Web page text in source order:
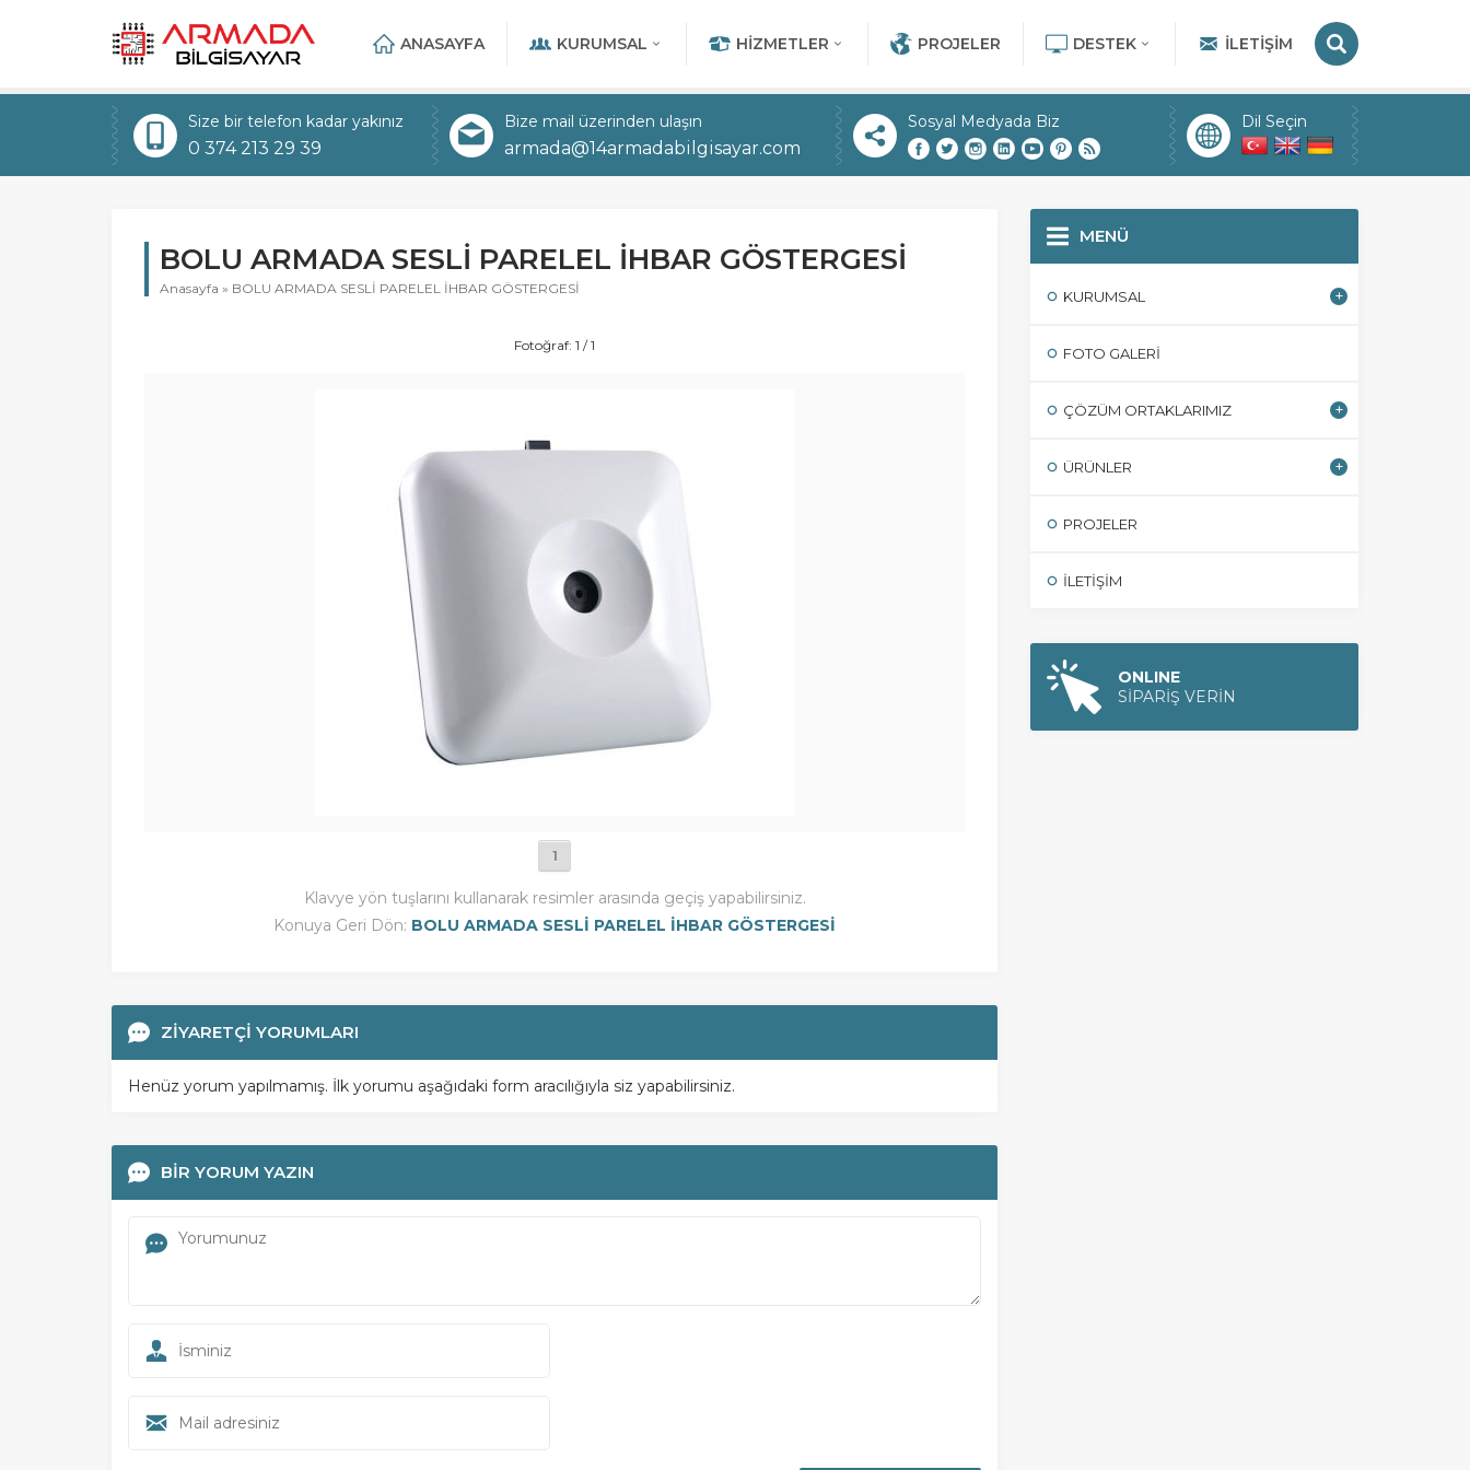
ANASAYFA KURUMSAL HIZMETLER PROJELER DESTEK İLETIŞIM
Size bir telefon kadar yakınız
0 374 213 29 39
Bize mail üzerinden ulaşın
armada@14armadabilgisayar.com
Sosyal Medyada Biz Dil Seçin
BOLU ARMADA SESLİ PARELEL İHBAR GÖSTERGESİ
Anasayfa » BOLU ARMADA SESLİ PARELEL İHBAR GÖSTERGESİ
Fotoğraf: 1 / 1
1
Klavye yön tuşlarını kullanarak resimler arasında geçiş yapabilirsiniz.
Konuya Geri Dön: BOLU ARMADA SESLİ PARELEL İHBAR GÖSTERGESİ
ZİYARETÇİ YORUMLARI
Henüz yorum yapılmamış. İlk yorumu aşağıdaki form aracılığıyla siz yapabilirsiniz.
BİR YORUM YAZIN
MENÜ
KURUMSAL
FOTO GALERI
ÇÖZÜM ORTAKLARIMIZ
ÜRÜNLER
PROJELER
İLETIŞIM
ONLINE
SİPARİŞ VERİN